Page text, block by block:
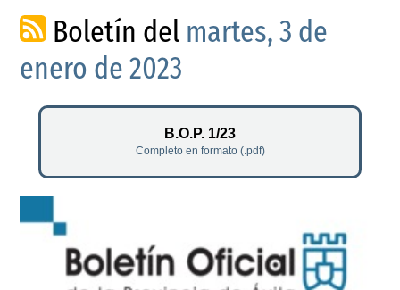
Boletín del martes, 3 de
enero de 2023
B.O.P. 1/23
Completo en formato (.pdf)